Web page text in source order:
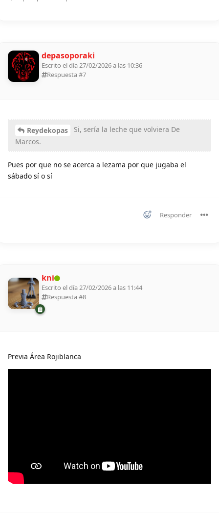
depasoporaki
Escrito el día 27/02/2026 a las 10:36
Respuesta #7
Reydekopas
Si, sería la leche que volviera De
Marcos.
Pues por que no se acerca a lezama por que jugaba el
sábado sí o sí
Responder
kni
Escrito el día 27/02/2026 a las 11:44
Respuesta #8
Previa Área Rojiblanca